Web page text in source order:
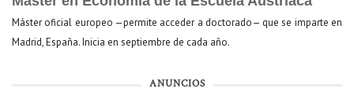
Máster oficial europeo —permite acceder a doctorado— que se imparte en
Madrid, España. Inicia en septiembre de cada año.
ANUNCIOS